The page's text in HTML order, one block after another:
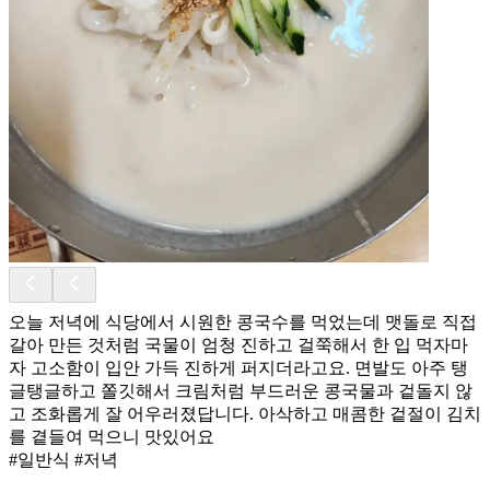
오늘 저녁에 식당에서 시원한 콩국수를 먹었는데 맷돌로 직접
갈아 만든 것처럼 국물이 엄청 진하고 걸쭉해서 한 입 먹자마
자 고소함이 입안 가득 진하게 퍼지더라고요. 면발도 아주 탱
글탱글하고 쫄깃해서 크림처럼 부드러운 콩국물과 겉돌지 않
고 조화롭게 잘 어우러졌답니다. 아삭하고 매콤한 겉절이 김치
를 곁들여 먹으니 맛있어요
#일반식 #저녁